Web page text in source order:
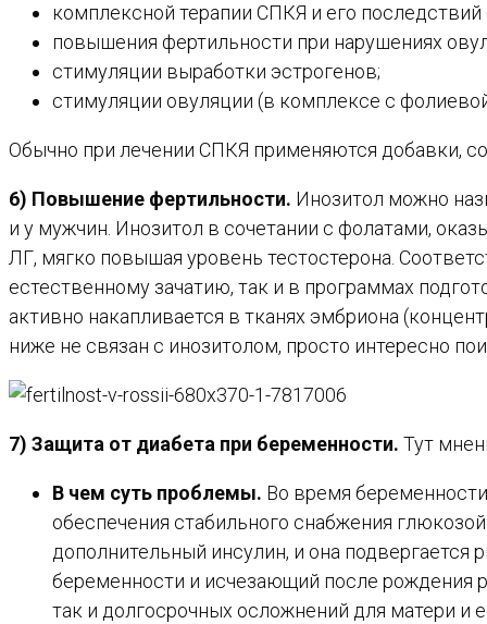
комплексной терапии СПКЯ и его
повышения фертильности при нарушениях
стимуляции выработки эстрогенов;
стимуляции овуляции (в комплексе с
Обычно при лечении СПКЯ применяются добавки,
6) Повышение фертильности. Инозитол можно
и у мужчин. Инозитол в сочетании с фолатами,
ЛГ, мягко повышая уровень тестостерона.
естественному зачатию, так и в программах
активно накапливается в тканях эмбриона
ниже не связан с инозитолом, просто интересно
7) Защита от диабета при беременности. Тут
В чем суть проблемы. Во время
обеспечения стабильного снабжения
дополнительный инсулин, и она подвергается
беременности и исчезающий после рождения
так и долгосрочных осложнений для матери и